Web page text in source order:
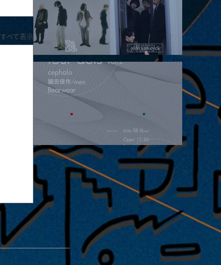
すべて表示
2026.08.15 |【観覧】昼）月見ルpre.『POLYHEDRON』
2026.08.16 |【観覧】夜）four dots vol.2